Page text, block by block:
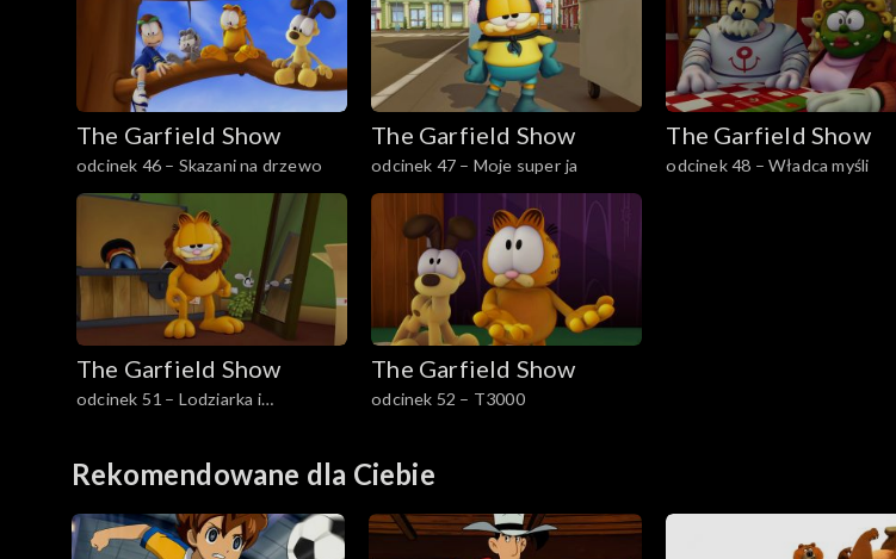
The Garfield Show
odcinek 46 – Skazani na drzewo
The Garfield Show
odcinek 47 – Moje super ja
The Garfield Show
odcinek 48 – Władca myśli
The Garfield Show
odcinek 51 – Lodziarka i
The Garfield Show
odcinek 52 – T3000
Rekomendowane dla Ciebie